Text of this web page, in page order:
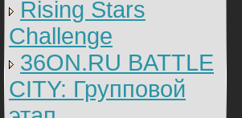
Rising Stars
Challenge
36ON.RU BATTLE
CITY: Групповой